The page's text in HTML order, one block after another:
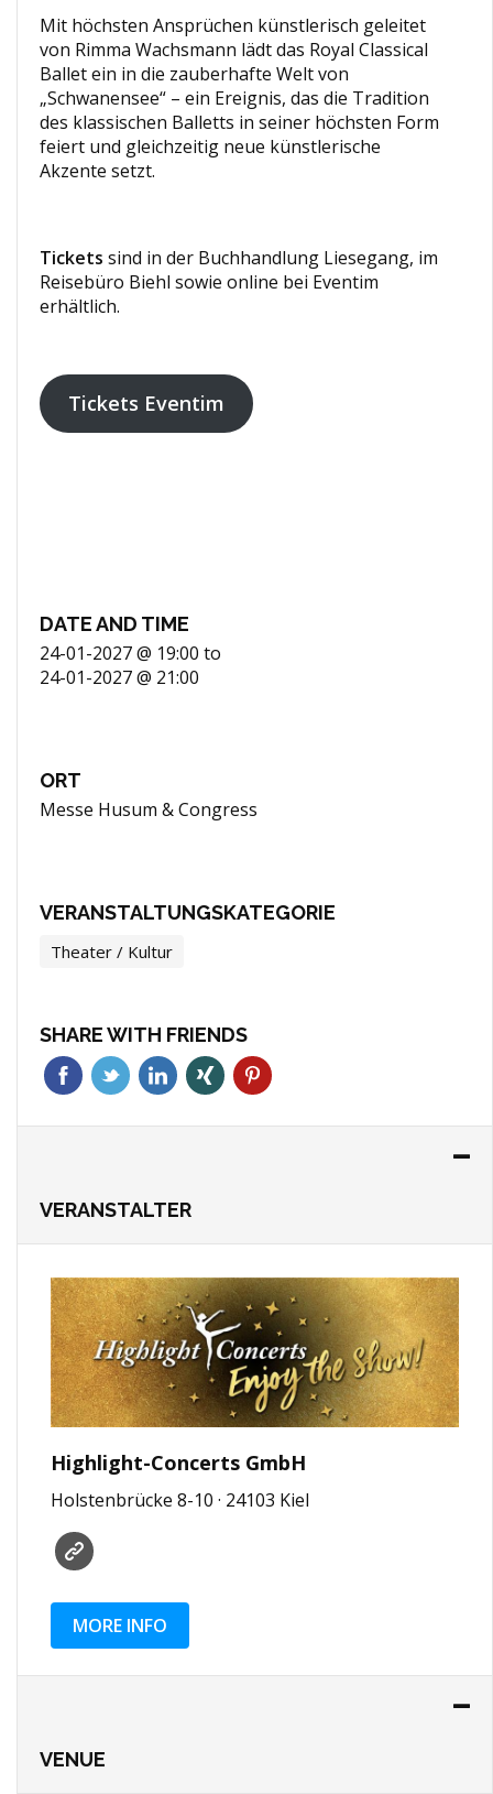
Mit höchsten Ansprüchen künstlerisch geleitet
von Rimma Wachsmann lädt das Royal Classical
Ballet ein in die zauberhafte Welt von
„Schwanensee“ – ein Ereignis, das die Tradition
des klassischen Balletts in seiner höchsten Form
feiert und gleichzeitig neue künstlerische
Akzente setzt.
Tickets sind in der Buchhandlung Liesegang, im
Reisebüro Biehl sowie online bei Eventim
erhältlich.
Tickets Eventim
DATE AND TIME
24-01-2027 @ 19:00 to
24-01-2027 @ 21:00
ORT
Messe Husum & Congress
VERANSTALTUNGSKATEGORIE
Theater / Kultur
SHARE WITH FRIENDS
VERANSTALTER
Highlight-Concerts GmbH
Holstenbrücke 8-10 · 24103 Kiel
MORE INFO
VENUE